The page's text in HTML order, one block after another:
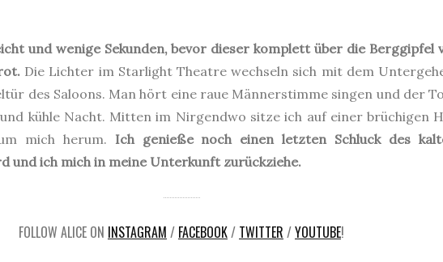
und wenige Sekunden, bevor dieser komplett über die Berggipfel
Die Lichter im Starlight Theatre wechseln sich mit dem
des Saloons. Man hört eine raue Männerstimme singen und der
kühle Nacht. Mitten im Nirgendwo sitze ich auf einer brüchigen
mich herum. Ich genieße noch einen letzten Schluck des
und ich mich in meine Unterkunft zurückziehe.
FOLLOW ALICE ON INSTAGRAM / FACEBOOK / TWITTER /YOUTUBE!